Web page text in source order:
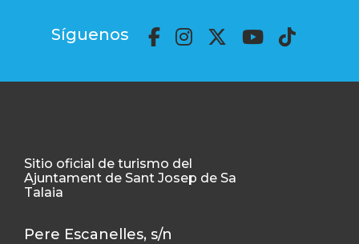
Síguenos
Sitio oficial de turismo del
Ajuntament de Sant Josep de Sa
Talaia
Pere Escanelles, s/n